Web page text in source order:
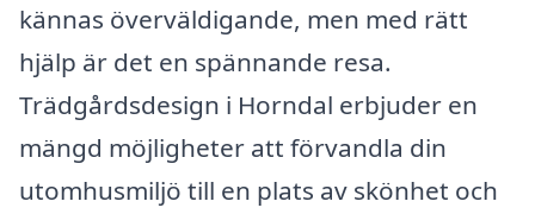
kännas överväldigande, men med rätt
hjälp är det en spännande resa.
Trädgårdsdesign i Horndal erbjuder en
mängd möjligheter att förvandla din
utomhusmiljö till en plats av skönhet och